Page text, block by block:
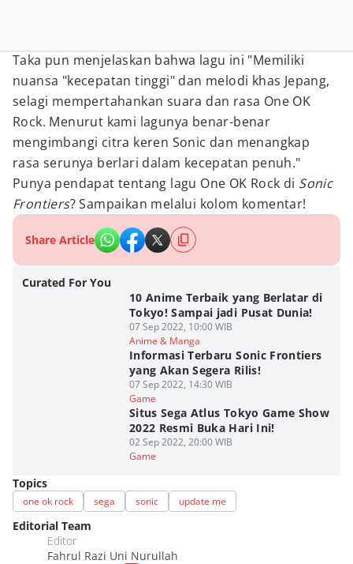
Taka pun menjelaskan bahwa lagu ini "Memiliki
nuansa "kecepatan tinggi" dan melodi khas Jepang,
selagi mempertahankan suara dan rasa One OK
Rock. Menurut kami lagunya benar-benar
mengimbangi citra keren Sonic dan menangkap
rasa serunya berlari dalam kecepatan penuh."
Punya pendapat tentang lagu One OK Rock di Sonic
Frontiers? Sampaikan melalui kolom komentar!
Share Article
Curated For You
10 Anime Terbaik yang Berlatar di
Tokyo! Sampai jadi Pusat Dunia!
07 Sep 2022, 10:00 WIB
Anime & Manga
Informasi Terbaru Sonic Frontiers
yang Akan Segera Rilis!
07 Sep 2022, 14:30 WIB
Game
Situs Sega Atlus Tokyo Game Show
2022 Resmi Buka Hari Ini!
02 Sep 2022, 20:00 WIB
Game
Topics
one ok rock sega sonic update me
Editorial Team
Editor
Fahrul Razi Uni Nurullah